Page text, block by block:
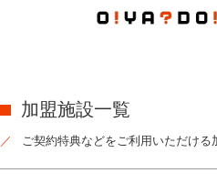
加盟施設一覧
ご契約特典などをご利用いただける